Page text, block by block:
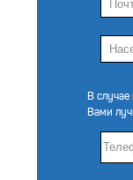
В случае
Вами